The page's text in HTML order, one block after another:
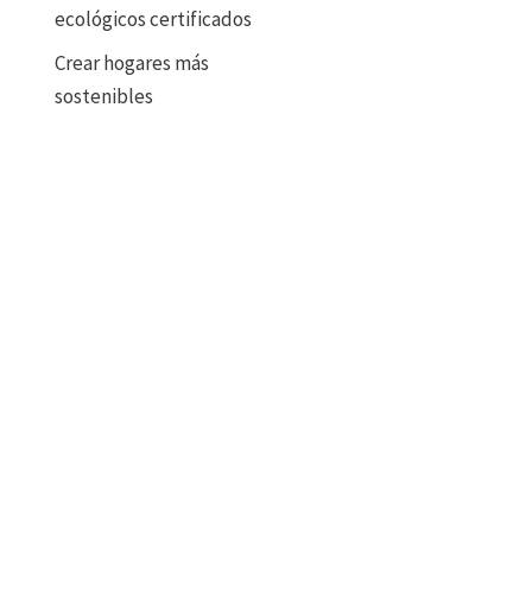
ecológicos certificados
Crear hogares más
sostenibles